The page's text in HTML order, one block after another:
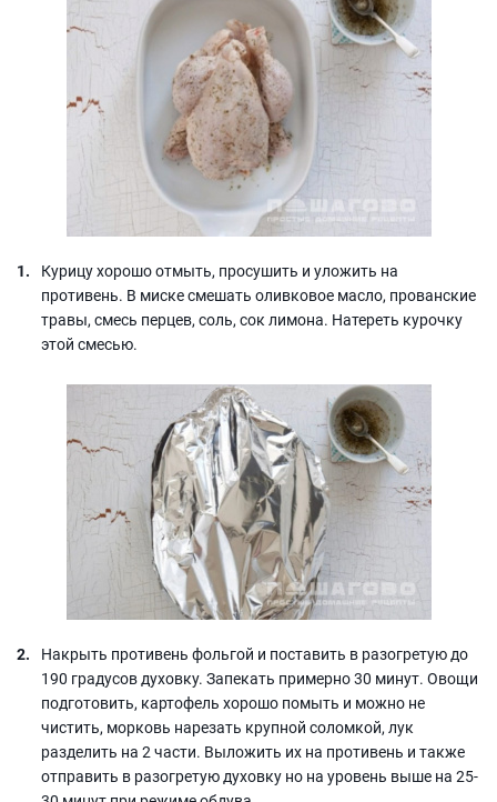
Курицу хорошо отмыть, просушить и уложить на
противень. В миске смешать оливковое масло, прованские
травы, смесь перцев, соль, сок лимона. Натереть курочку
этой смесью.
Накрыть противень фольгой и поставить в разогретую до
190 градусов духовку. Запекать примерно 30 минут. Овощи
подготовить, картофель хорошо помыть и можно не
чистить, морковь нарезать крупной соломкой, лук
разделить на 2 части. Выложить их на противень и также
отправить в разогретую духовку но на уровень выше на 25-